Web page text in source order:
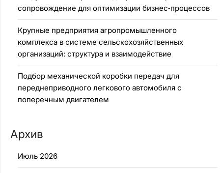
сопровождение для оптимизации бизнес‑процессов
Крупные предприятия агропромышленного
комплекса в системе сельскохозяйственных
организаций: структура и взаимодействие
Подбор механической коробки передач для
переднеприводного легкового автомобиля с
поперечным двигателем
Архив
Июль 2026